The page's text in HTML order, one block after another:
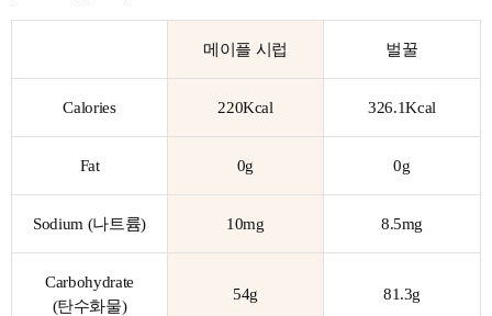
메이플 시럽 벌꿀
Calories 220Kcal 326.1Kcal
Fat 0g 0g
Sodium (나트륨) 10mg 8.5mg
Carbohydrate
(탄수화물)
54g 81.3g